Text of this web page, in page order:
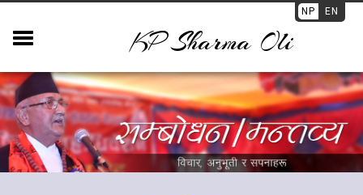
NP EN
KP Sharma Oli